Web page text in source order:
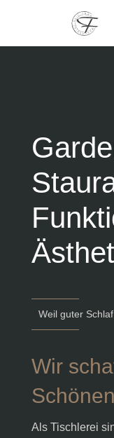
Weil guter
Wir
Schönen
Als Tischlerei